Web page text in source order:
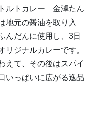
ルトカレー「金澤たん
地元の醤油を取り入
んだんに使用し、3日
リジナルカレーです。
えて、その後はスパイ
いっぱいに広がる逸品